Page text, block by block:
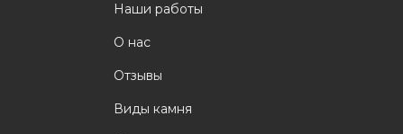
Наши работы
О нас
Отзывы
Виды камня